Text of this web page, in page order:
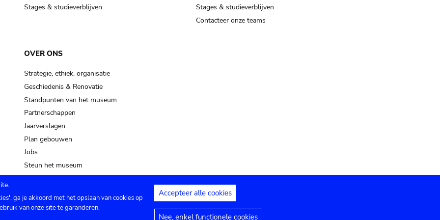
Stages & studieverblijven
Stages & studieverblijven
Contacteer onze teams
OVER ONS
Strategie, ethiek, organisatie
Geschiedenis & Renovatie
Standpunten van het museum
Partnerschappen
Jaarverslagen
Plan gebouwen
Jobs
Steun het museum
Privacy instellingen Juridische mededelingen
ga je akkoord met het opslaan van cookies op
van onze site te garanderen.
Accepteer alle cookies
Nee, enkel functionele cookies